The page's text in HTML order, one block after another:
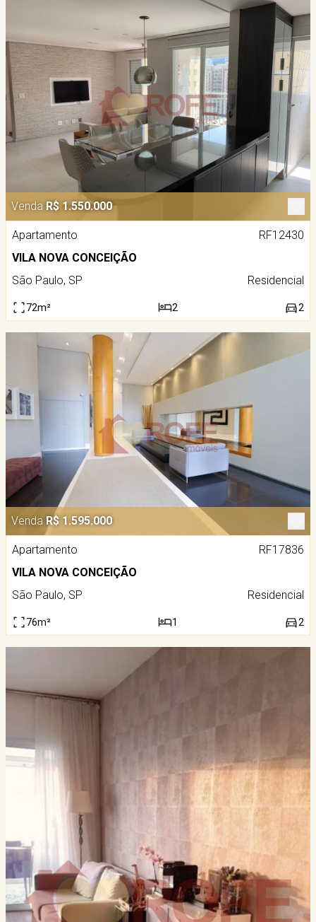
Venda R$ 1.550.000
Apartamento
RF12430
VILA NOVA CONCEIÇÃO
São Paulo, SP
Residencial
72m² 2 2
Venda R$ 1.595.000
Apartamento
RF17836
VILA NOVA CONCEIÇÃO
São Paulo, SP
Residencial
76m² 1 2